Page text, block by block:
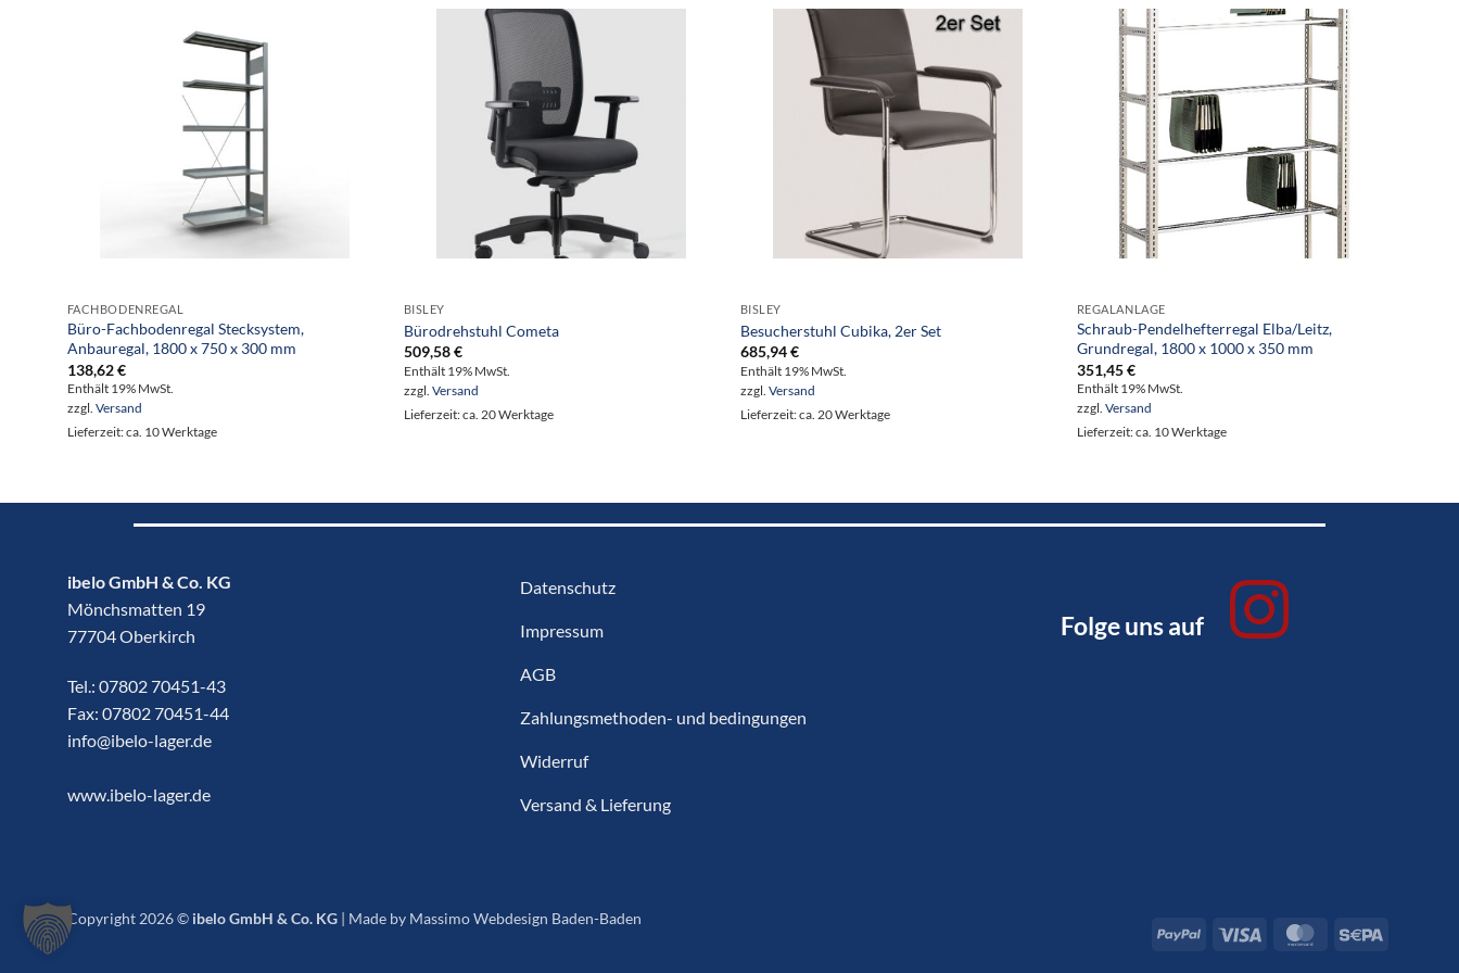
FACHBODENREGAL
Büro-Fachbodenregal Stecksystem,
Anbauregal, 1800 x 750 x 300 mm
138,62€
Enthält 19% MwSt.
zzgl. Versand
Lieferzeit: ca. 10 Werktage
BISLEY
Bürodrehstuhl Cometa
509,58€
Enthält 19% MwSt.
zzgl. Versand
Lieferzeit: ca. 20 Werktage
BISLEY
Besucherstuhl Cubika, 2er Set
685,94€
Enthält 19% MwSt.
zzgl. Versand
Lieferzeit: ca. 20 Werktage
REGALANLAGE
Schraub-Pendelhefterregal Elba/Leitz,
Grundregal, 1800 x 1000 x 350 mm
351,45€
Enthält 19% MwSt.
zzgl. Versand
Lieferzeit: ca. 10 Werktage
ibelo GmbH & Co. KG
Mönchsmatten 19
77704 Oberkirch
Tel.: 07802 70451-43
Fax: 07802 70451-44
info@ibelo-lager.de
www.ibelo-lager.de
Datenschutz
Impressum
AGB
Zahlungsmethoden- und bedingungen
Widerruf
Versand & Lieferung
Folge uns auf
PayPal Visa MasterCard
Copyright 2026 © ibelo GmbH & Co. KG | Made by Massimo Webdesign Baden-Baden